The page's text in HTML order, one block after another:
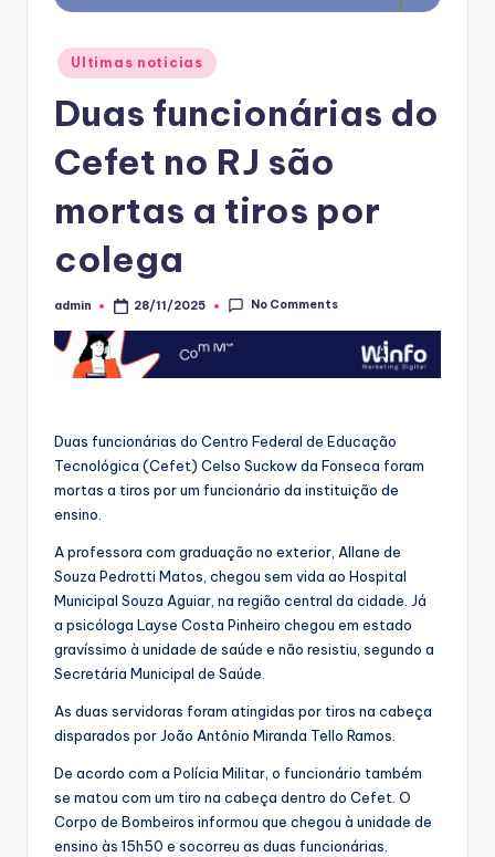
Posted
in
Ultimas noticias
Duas funcionárias do
Cefet no RJ são
mortas a tiros por
colega
Posted
admin 28/11/2025 No Comments
Duas funcionárias do Centro Federal de Educação
Tecnológica (Cefet) Celso Suckow da Fonseca foram
mortas a tiros por um funcionário da instituição de
ensino.
A professora com graduação no exterior, Allane de
Souza Pedrotti Matos, chegou sem vida ao Hospital
Municipal Souza Aguiar, na região central da cidade. Já
a psicóloga Layse Costa Pinheiro chegou em estado
gravíssimo à unidade de saúde e não resistiu, segundo a
Secretária Municipal de Saúde.
As duas servidoras foram atingidas por tiros na cabeça
disparados por João Antônio Miranda Tello Ramos.
De acordo com a Polícia Militar, o funcionário também
se matou com um tiro na cabeça dentro do Cefet. O
Corpo de Bombeiros informou que chegou à unidade de
ensino às 15h50 e socorreu as duas funcionárias.